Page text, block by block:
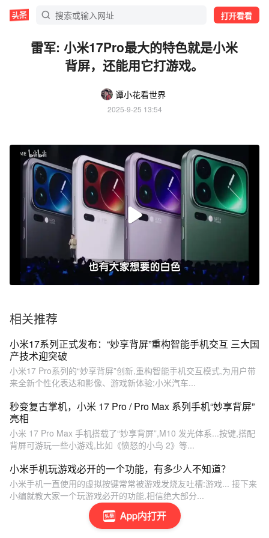
打开看看
App内打开
雷军: 小米17Pro最大的特色就是小米
背屏，还能用它打游戏。
谭小花看世界
2025-9-25 13:54
相关推荐
小米17系列正式发布：“妙享背屏”重构智能手机交互 三大国
产技术迎突破
小米17 Pro系列的“妙享背屏”创新,重构智能手机交互模式,为用户带
来全新个性化表达和影像、游戏新体验;小米汽车...
秒变复古掌机，小米 17 Pro / Pro Max 系列手机“妙享背屏”
亮相
小米 17 Pro Max 手机搭载了“妙享背屏”,M10 发光体系...按键,搭配
背屏可游玩一些小游戏,比如《愤怒的小鸟 2》等...
小米手机玩游戏必开的一个功能，有多少人不知道？
小米手机一直使用的虚拟按键常常被游戏发烧友吐槽:游戏... 接下来
小编就教大家一个玩游戏必开的功能,相信绝大部分...